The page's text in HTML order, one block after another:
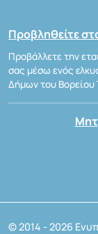
Προβληθείτε
Προβάλλετε την
σας μέσω ενός
Δήμων του Βορείου
© 2014 - 2026